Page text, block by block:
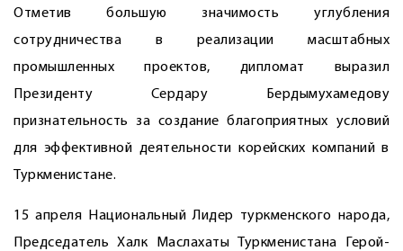
Отметив большую значимость углуб­ления
сотрудничества в реализации масштабных
промышленных проектов, дипломат выразил
Президенту Сердару Бердымухамедову
признательность за создание благоприятных условий
для эффективной деятельности корейских компаний в
Туркменистане.
15 апреля Национальный Лидер туркменского народа,
Председатель Халк Маслахаты Туркменистана Герой-